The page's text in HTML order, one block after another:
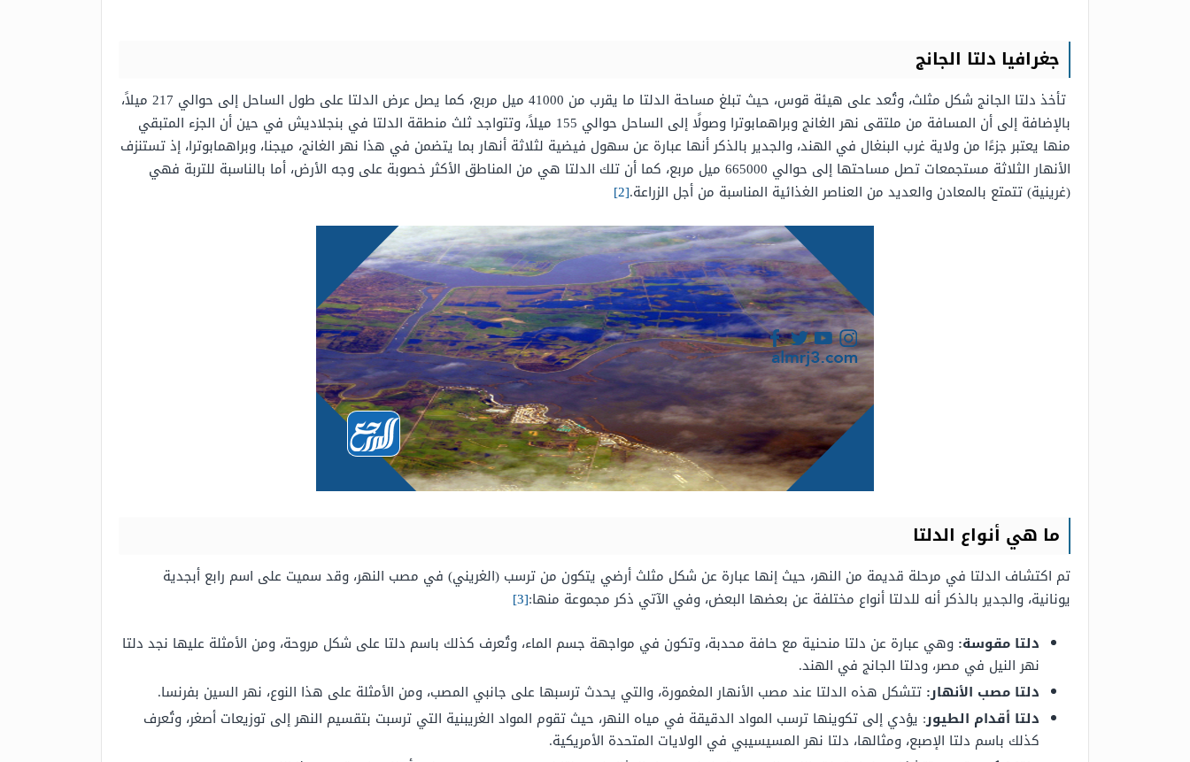
جغرافيا دلتا الجانج
تأخذ دلتا الجانج شكل مثلث، وتُعد على هيئة قوس، حيث تبلغ مساحة الدلتا ما يقرب من 41000 ميل مربع، كما يصل
عرض الدلتا على طول الساحل إلى حوالي 217 ميلاً،
بالإضافة إلى أن المسافة من ملتقى نهر الغانج وبراهمابوترا وصولًا إلى الساحل حوالي 155 ميلاً، وتتواجد
ثلث منطقة الدلتا في بنجلاديش في حين أن الجزء المتبقي
منها يعتبر جزءًا من ولاية غرب البنغال في الهند، والجدير بالذكر أنها عبارة عن سهول فيضية لثلاثة أنهار بما يتضمن في هذا نهر الغانج، ميجنا، وبراهمابوترا، إذ تستنزف
الأنهار الثلاثة مستجمعات تصل مساحتها إلى حوالي 665000 ميل مربع، كما أن تلك
الدلتا هي من المناطق الأكثر خصوبة على وجه الأرض، أما بالناسبة للتربة فهي
(غرينية) تتمتع بالمعادن والعديد من العناصر الغذائية المناسبة من أجل الزراعة.[2]
ما هي أنواع الدلتا
تم اكتشاف الدلتا في مرحلة قديمة من النهر، حيث إنها عبارة عن شكل مثلث أرضي يتكون من ترسب (الغريني) في مصب النهر، وقد سميت على اسم رابع أبجدية
يونانية، والجدير بالذكر أنه للدلتا أنواع مختلفة عن بعضها البعض، وفي الآتي ذكر مجموعة منها:[3]
دلتا مقوسة: وهي عبارة عن دلتا منحنية مع حافة محدبة، وتكون في مواجهة جسم الماء، وتُعرف كذلك باسم دلتا على شكل مروحة، ومن الأمثلة عليها نجد دلتا
نهر النيل في مصر، ودلتا الجانج في الهند.
دلتا مصب الأنهار: تتشكل هذه الدلتا عند مصب الأنهار المغمورة، والتي يحدث ترسبها على جانبي المصب، ومن الأمثلة على هذا النوع، نهر السين بفرنسا.
دلتا أقدام الطيور: يؤدي إلى تكوينها ترسب المواد الدقيقة في مياه النهر، حيث تقوم المواد الغريبنية التي ترسبت بتقسيم النهر إلى توزيعات أصغر، وتُعرف
كذلك باسم دلتا الإصبع، ومثالها، دلتا نهر المسيسيبي في الولايات المتحدة الأمريكية.